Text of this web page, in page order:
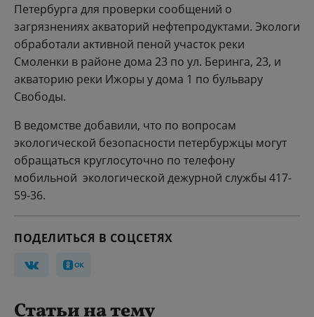
Петербурга для проверки сообщений о
загрязнениях акваторий нефтепродуктами. Экологи
обработали активной пеной участок реки
Смоленки в районе дома 23 по ул. Беринга, 23, и
акваторию реки Ижоры у дома 1 по бульвару
Свободы.
В ведомстве добавили, что по вопросам
экологической безопасности петербуржцы могут
обращаться круглосуточно по телефону
мобильной экологической дежурной службы 417-
59-36.
ПОДЕЛИТЬСЯ В СОЦСЕТЯХ
Статьи на тему